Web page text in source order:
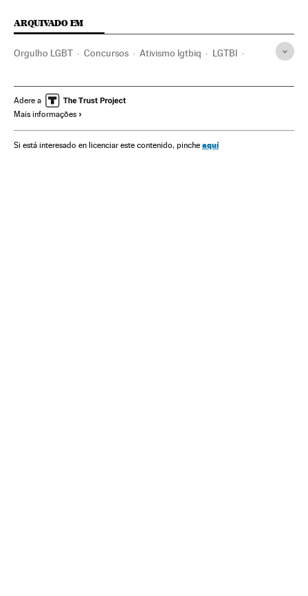
ARQUIVADO EM
Orgulho LGBT Concursos Ativismo lgtbiq LGTBI
Grupos sociais Festas Bem-estar
Saúde
Adere a
Mais informações
Si está interesado en licenciar este contenido, pinche aquí